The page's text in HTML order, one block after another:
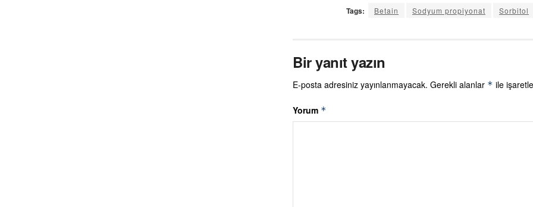
Tags: Betain Sodyum propiyonat Sorbitol
Bir yanıt yazın
E-posta adresiniz yayınlanmayacak. Gerekli alanlar * ile
Yorum *